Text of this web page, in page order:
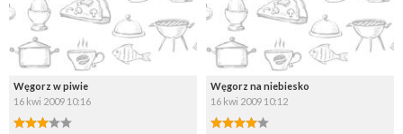
Węgorz w piwie
16 kwi 2009 10:16
Węgorz na niebiesko
16 kwi 2009 10:12